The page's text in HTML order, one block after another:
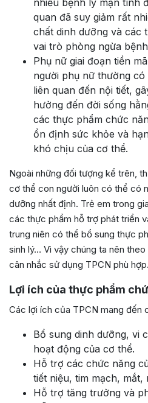
quan đã suy giảm rất
chất dinh dưỡng và các
vai trò phòng ngừa
Phụ nữ giai đoạn tiền
người phụ nữ thường
liên quan đến nội tiết,
hưởng đến đời sống
các thực phẩm chức
ổn định sức khỏe và
khó chịu của cơ thể.
Ngoài những đối tượng kể trên,
cơ thể con người luôn có thể có
dưỡng nhất định. Trẻ em trong
các thực phẩm hỗ trợ phát triển
trung niên có thể bổ sung thực
sinh lý… Vì vậy chúng ta nên
cân nhắc sử dụng TPCN phù hợp.
Lợi ích của thực phẩm
Các lợi ích của TPCN mang đến
Bổ sung dinh dưỡng, vi
hoạt động của cơ thể.
Hỗ trợ các chức năng
tiết niệu, tim mạch,
Hỗ trợ tăng trưởng và